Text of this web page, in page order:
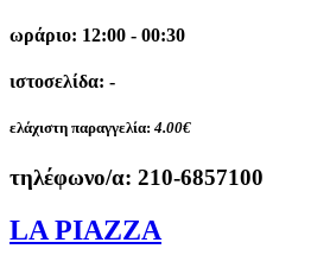
ωράριο: 12:00 - 00:30
ιστοσελίδα: -
ελάχιστη παραγγελία: 4.00€
τηλέφωνο/α: 210-6857100
LA PIAZZA